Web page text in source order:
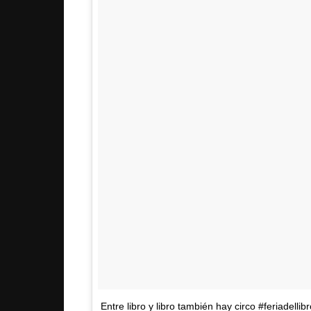
Entre libro y libro también hay circo